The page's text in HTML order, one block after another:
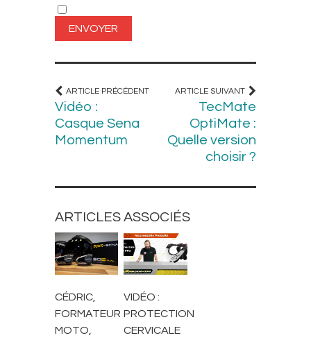
ARTICLE PRÉCÉDENT
Vidéo :
Casque Sena
Momentum
ARTICLE SUIVANT
TecMate
OptiMate :
Quelle version
choisir ?
ARTICLES ASSOCIÉS
ACCESSOIRES
MOTARD
CÉDRIC,
FORMATEUR
MOTO,
ACCESSOIRES
MOTARD
VIDÉO :
PROTECTION
CERVICALE